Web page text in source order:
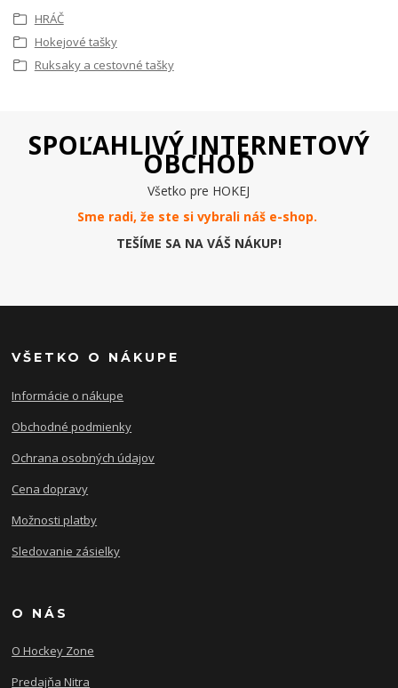
HRÁČ
Hokejové tašky
Ruksaky a cestovné tašky
SPOĽAHLIVÝ INTERNETOVÝ
OBCHOD
Všetko pre HOKEJ
Sme radi, že ste si vybrali náš e-shop.
TEŠÍME SA NA VÁŠ NÁKUP!
VŠETKO O NÁKUPE
Informácie o nákupe
Obchodné podmienky
Ochrana osobných údajov
Cena dopravy
Možnosti platby
Sledovanie zásielky
O NÁS
O Hockey Zone
Predajňa Nitra